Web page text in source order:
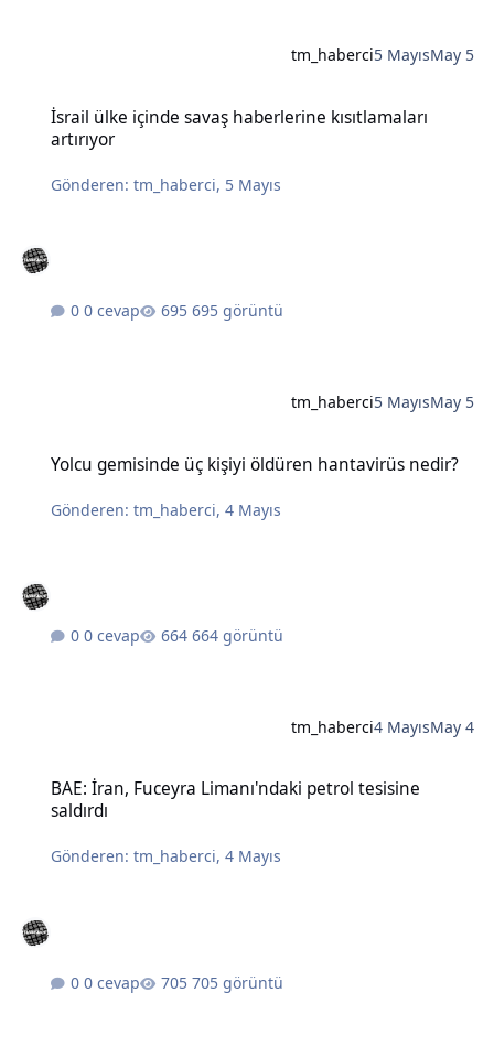
tm_haberci5 MayısMay 5
İsrail ülke içinde savaş haberlerine kısıtlamaları
artırıyor
Gönderen:tm_haberci, 5 Mayıs
0 cevap 695 görüntü
tm_haberci5 MayısMay 5
Yolcu gemisinde üç kişiyi öldüren hantavirüs nedir?
Gönderen:tm_haberci,4 Mayıs
0 cevap 664 görüntü
tm_haberci4 MayısMay 4
BAE: İran, Fuceyra Limanı'ndaki petrol tesisine
saldırdı
Gönderen:tm_haberci,4 Mayıs
0 cevap 705 görüntü